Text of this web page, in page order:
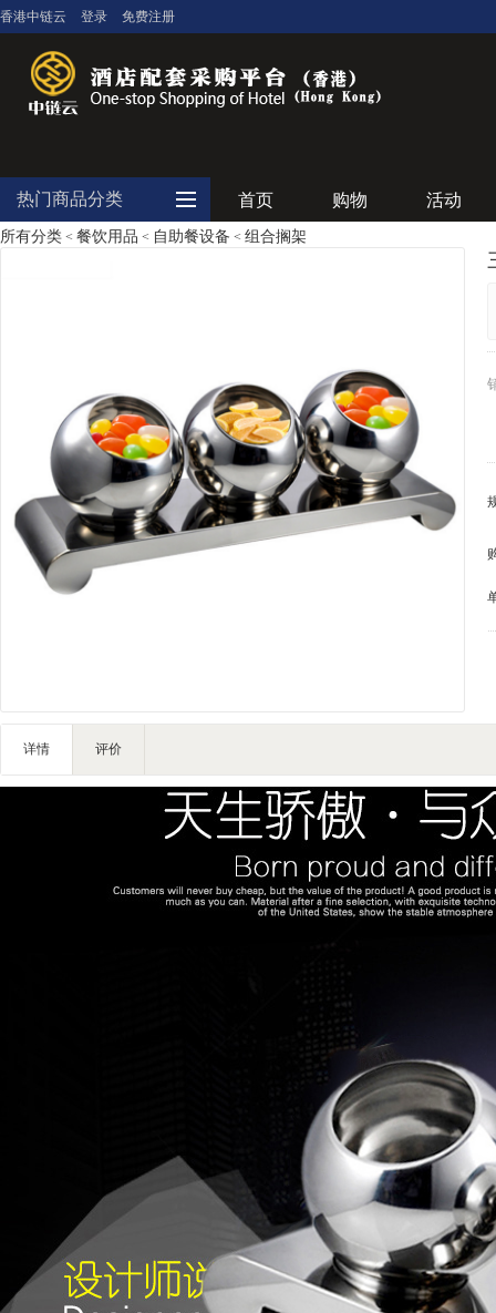
香港中链云 登录 免费注册
热门商品分类 首页 购物 活动
清洁设备
食品饮料
电器设备
IT/智能
灯饰照明
家私家具
所有分类 < 餐饮用品 < 自助餐设备 < 组合搁架
详情 评价